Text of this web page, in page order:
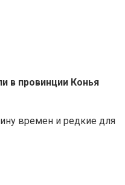
в провинции Конья
времен и редкие для